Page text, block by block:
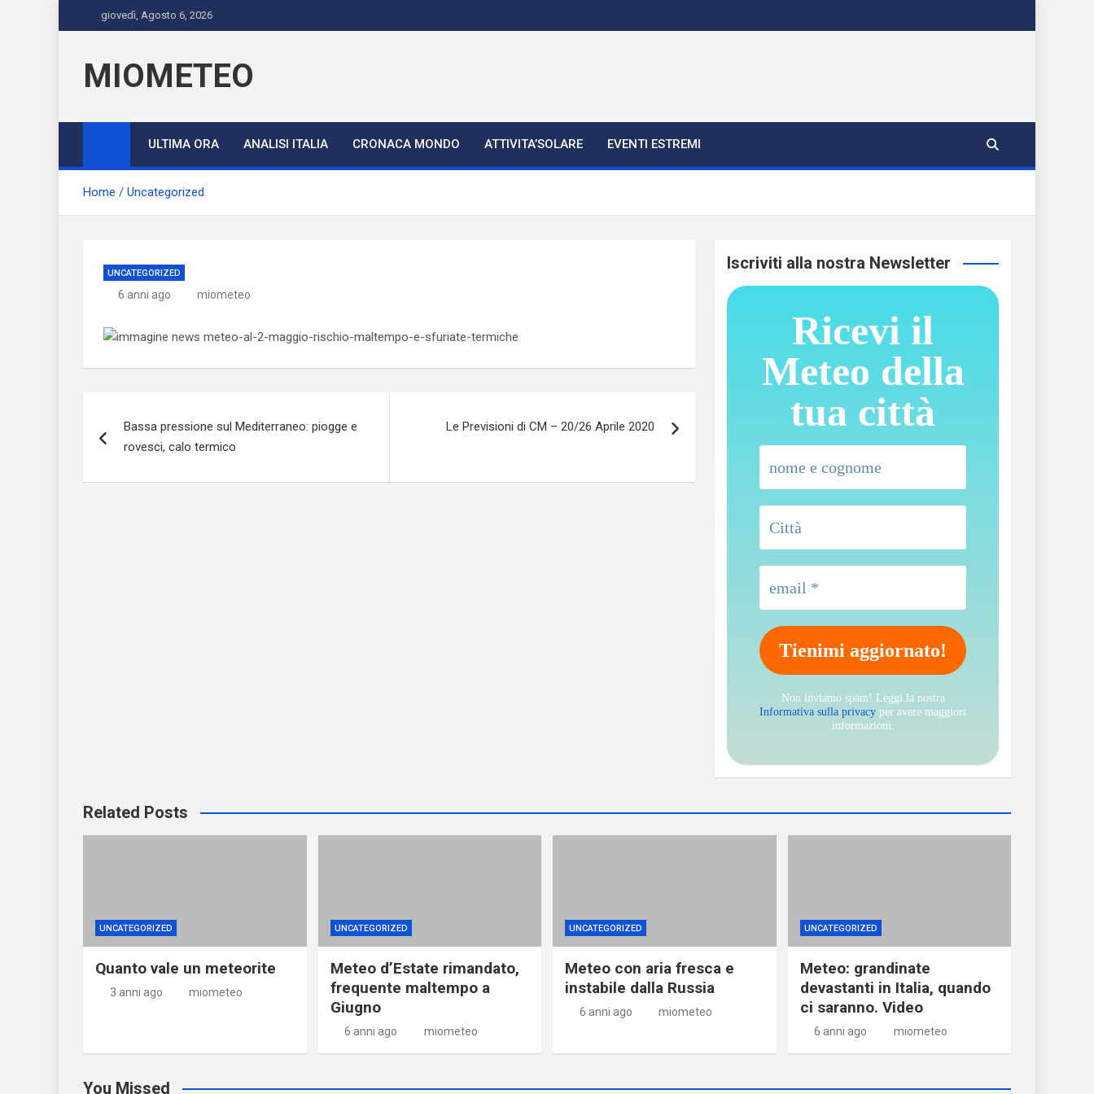
to
giovedì, Agosto 6, 2026
MIOMETEO
ULTIMA ORA ANALISI ITALIA CRONACA MONDO ATTIVITA’SOLARE EVENTI ESTREMI
Home Uncategorized
UNCATEGORIZED
6 anni ago miometeo
articoli
Bassa pressione sul Mediterraneo: piogge e
rovesci, calo termico
Le Previsioni di CM – 20/26 Aprile 2020
Iscriviti alla nostra Newsletter
Ricevi il
Meteo della
tua città
Non inviamo spam! Leggi la nostra
Informativa sulla privacy per avere maggiori
informazioni.
Related Posts
UNCATEGORIZED
Quanto vale un meteorite
3 anni ago miometeo
UNCATEGORIZED
Meteo d’Estate rimandato,
frequente maltempo a
Giugno
6 anni ago miometeo
UNCATEGORIZED
Meteo con aria fresca e
instabile dalla Russia
6 anni ago miometeo
UNCATEGORIZED
Meteo: grandinate
devastanti in Italia, quando
ci saranno. Video
6 anni ago miometeo
You Missed